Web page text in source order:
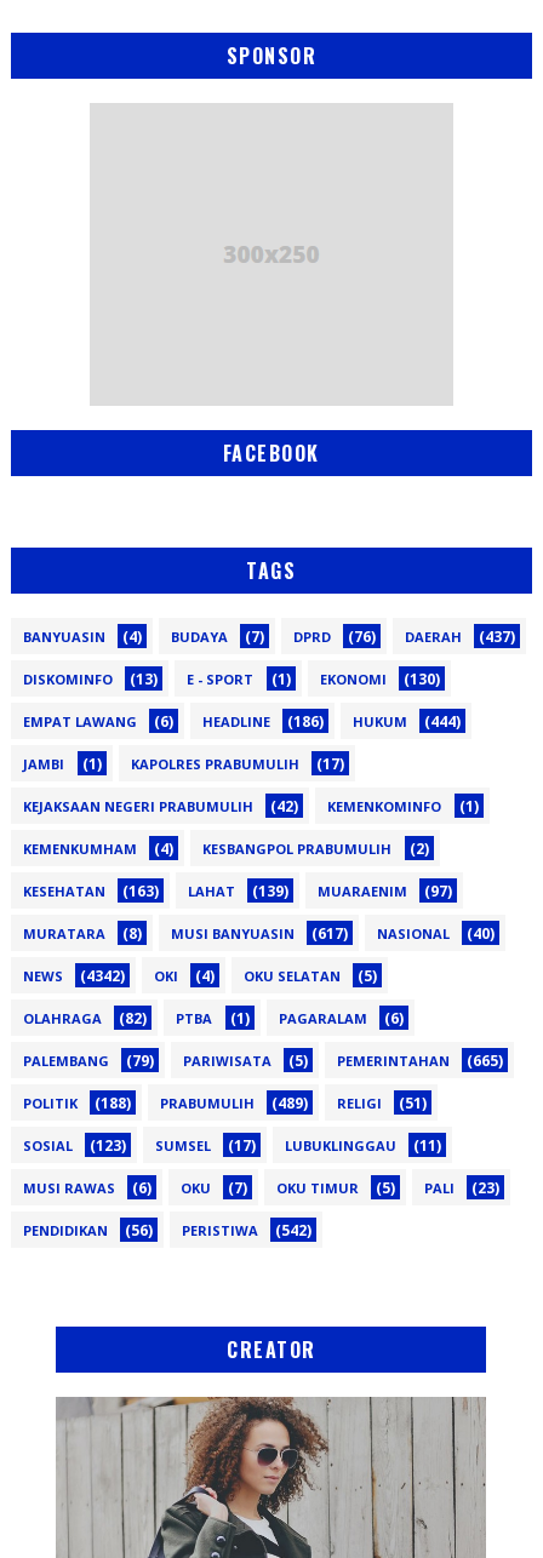
SPONSOR
FACEBOOK
TAGS
BANYUASIN (4) BUDAYA (7) DPRD (76) DAERAH (437)
DISKOMINFO (13) E - SPORT (1) EKONOMI (130)
EMPAT LAWANG (6) HEADLINE (186) HUKUM (444)
JAMBI (1) KAPOLRES PRABUMULIH (17)
KEJAKSAAN NEGERI PRABUMULIH (42) KEMENKOMINFO (1)
KEMENKUMHAM (4) KESBANGPOL PRABUMULIH (2)
KESEHATAN (163) LAHAT (139) MUARAENIM (97)
MURATARA (8) MUSI BANYUASIN (617) NASIONAL (40)
NEWS (4342) OKI (4) OKU SELATAN (5)
OLAHRAGA (82) PTBA (1) PAGARALAM (6)
PALEMBANG (79) PARIWISATA (5) PEMERINTAHAN (665)
POLITIK (188) PRABUMULIH (489) RELIGI (51)
SOSIAL (123) SUMSEL (17) LUBUKLINGGAU (11)
MUSI RAWAS (6) OKU (7) OKU TIMUR (5) PALI (23)
PENDIDIKAN (56) PERISTIWA (542)
CREATOR